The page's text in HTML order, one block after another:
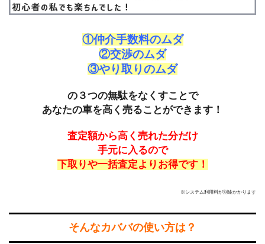
①仲介手数料のムダ
②交渉のムダ
③やり取りのムダ
の３つの無駄をなくすことで
あなたの車を高く売ることができます！
査定額から高く売れた分だけ
手元に入るので
下取りや一括査定よりお得です！
※システム利用料が別途かかります
そんなカババの使い方は？